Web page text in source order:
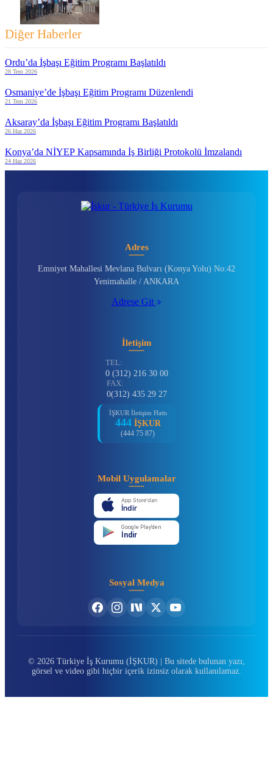
Diğer Haberler
Ordu’da İşbaşı Eğitim Programı Başlatıldı
28 Tem 2026
Osmaniye’de İşbaşı Eğitim Programı Düzenlendi
21 Tem 2026
Aksaray’da İşbaşı Eğitim Programı Başlatıldı
26 Haz 2026
Konya’da NİYEP Kapsamında İş Birliği Protokolü İmzalandı
24 Haz 2026
Adres
Emniyet Mahallesi Mevlana Bulvarı (Konya Yolu) No:42
Yenimahalle / ANKARA
Adrese Git
İletişim
TEL:
0 (312) 216 30 00
FAX:
0(312) 435 29 27
İŞKUR İletişim Hattı
444 İŞKUR
(444 75 87)
Mobil Uygulamalar
App Store'dan
İndir
Google Play'den
İndir
Sosyal Medya
© 2026 Türkiye İş Kurumu (İŞKUR) | Bu sitede bulunan yazı,
görsel ve video gibi hiçbir içerik izinsiz olarak kullanılamaz.